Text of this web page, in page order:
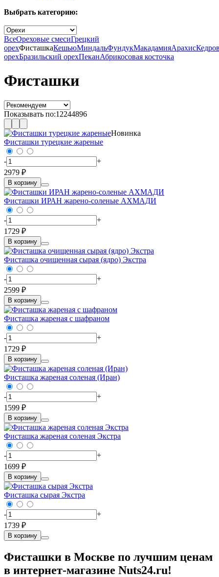
Выбрать категорию:
ВсеОреховые смесиГрецкий
орехФисташкаКешьюМиндальФундукМакадамияАрахис
орехБразильский орехПеканАбрикосовая косточка
Фисташки
Показывать по:12244896
Новинка
Фисташки турецкие жареные
-
+
2979 ₽
В корзину
Фисташки ИРАН жарено-соленые АХМАДИ
-
+
1729 ₽
В корзину
Фисташка очищенная сырая (ядро) Экстра
-
+
2599 ₽
В корзину
Фисташка жареная с шафраном
-
+
1729 ₽
В корзину
Фисташка жареная соленая (Иран)
-
+
1599 ₽
В корзину
Фисташка жареная соленая Экстра
-
+
1699 ₽
В корзину
Фисташка сырая Экстра
-
+
1739 ₽
В корзину
Фисташки в Москве по лучшим ценам
в интернет-магазине Nuts24.ru!